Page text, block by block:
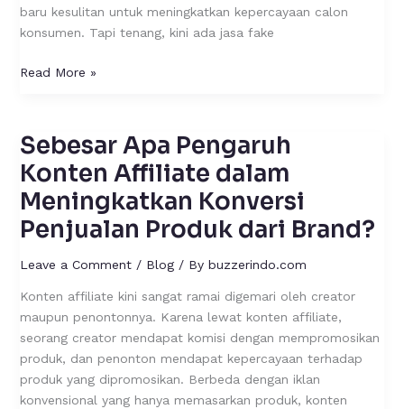
baru kesulitan untuk meningkatkan kepercayaan calon
konsumen. Tapi tenang, kini ada jasa fake
Read More »
Sebesar Apa Pengaruh
Konten Affiliate dalam
Meningkatkan Konversi
Penjualan Produk dari Brand?
Leave a Comment / Blog/ By buzzerindo.com
Konten affiliate kini sangat ramai digemari oleh creator
maupun penontonnya. Karena lewat konten affiliate,
seorang creator mendapat komisi dengan mempromosikan
produk, dan penonton mendapat kepercayaan terhadap
produk yang dipromosikan. Berbeda dengan iklan
konvensional yang hanya memasarkan produk, konten
Sebesar
Apa
Pengaruh
Konten
Affiliate
Meningkatkan
Produk
Brand?